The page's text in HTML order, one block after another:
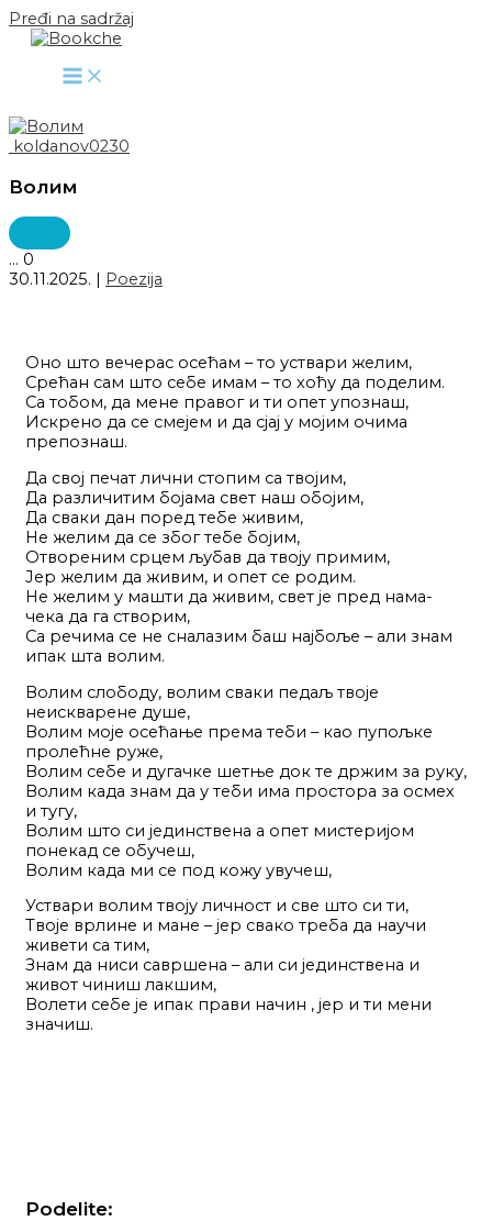
Pređi na sadržaj
koldanov0230
Волим
... 0
30.11.2025. | Poezija
Оно што вечерас осећам – то уствари желим,
Срећан сам што себе имам – то хоћу да поделим.
Са тобом, да мене правог и ти опет упознаш,
Искрено да се смејем и да сјај у мојим очима
препознаш.
Да свој печат лични стопим са твојим,
Да различитим бојама свет наш обојим,
Да сваки дан поред тебе живим,
Не желим да се због тебе бојим,
Отвореним срцем љубав да твоју примим,
Јер желим да живим, и опет се родим.
Не желим у машти да живим, свет је пред нама-
чека да га створим,
Са речима се не сналазим баш најбоље – али знам
ипак шта волим.
Волим слободу, волим сваки педаљ твоје
неискварене душе,
Волим моје осећање према теби – као пупољке
пролећне руже,
Волим себе и дугачке шетње док те држим за руку,
Волим када знам да у теби има простора за осмех
и тугу,
Волим што си јединствена а опет мистеријом
понекад се обучеш,
Волим када ми се под кожу увучеш,
Уствари волим твоју личност и све што си ти,
Твоје врлине и мане – јер свако треба да научи
живети са тим,
Знам да ниси савршена – али си јединствена и
живот чиниш лакшим,
Волети себе је ипак прави начин , јер и ти мени
значиш.
Podelite: